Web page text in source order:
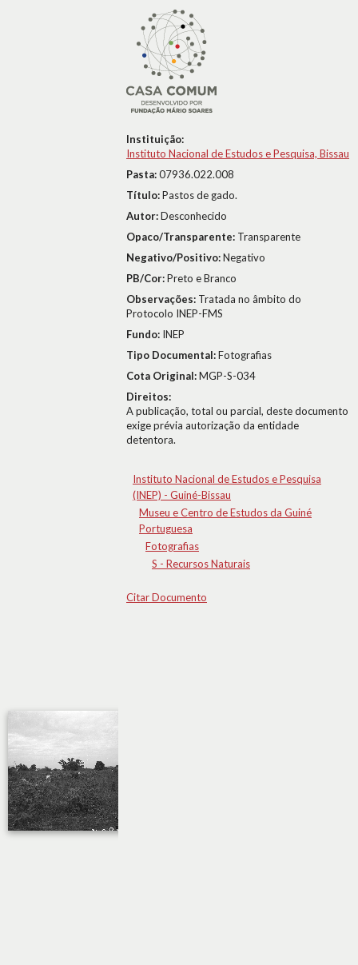
Instituição:
Instituto Nacional de Estudos e Pesquisa, Bissau
Pasta:07936.022.008
Título:Pastos de gado.
Autor:Desconhecido
Opaco/Transparente: Transparente
Negativo/Positivo:Negativo
PB/Cor:Preto e Branco
Observações: Tratada no âmbito do
Protocolo INEP-FMS
Fundo: INEP
Tipo Documental:Fotografias
Cota Original:MGP-S-034
Direitos:
A publicação, total ou parcial, deste documento
exige prévia autorização da entidade
detentora.
Instituto Nacional de Estudos e Pesquisa
(INEP) - Guiné-Bissau
Museu e Centro de Estudos da Guiné
Portuguesa
Fotografias
S - Recursos Naturais
Citar Documento